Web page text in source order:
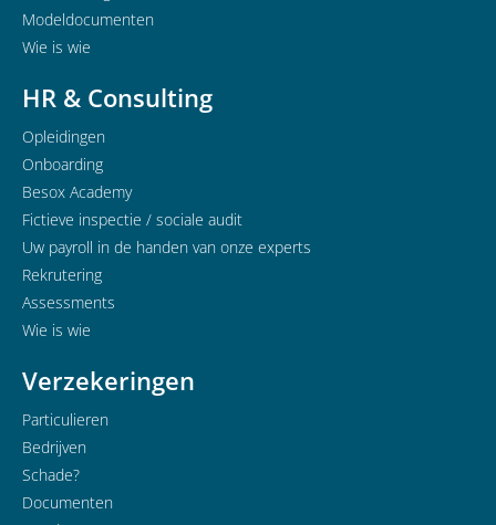
Modeldocumenten
Wie is wie
HR & Consulting
Opleidingen
Onboarding
Besox Academy
Fictieve inspectie / sociale audit
Uw payroll in de handen van onze experts
Rekrutering
Assessments
Wie is wie
Verzekeringen
Particulieren
Bedrijven
Schade?
Documenten